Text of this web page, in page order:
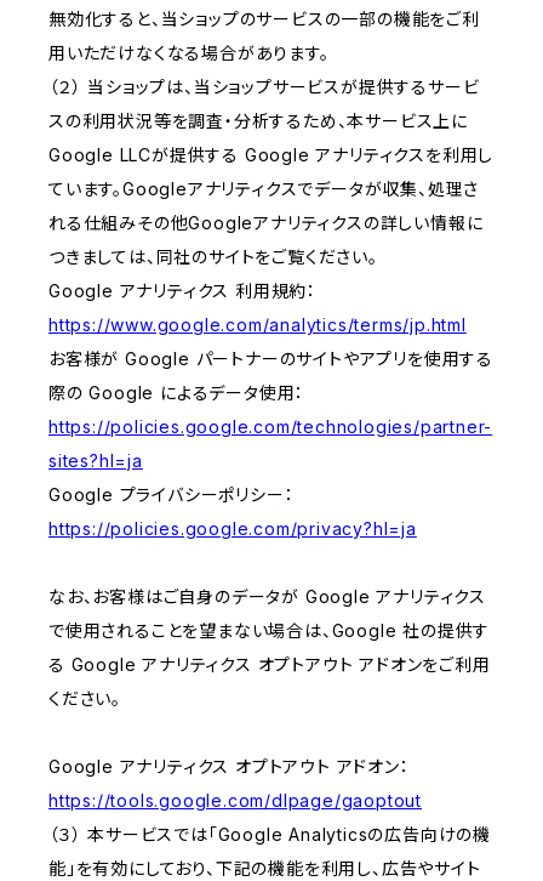
無効化すると、当ショップのサービスの一部の機能をご利
用いただけなくなる場合があります。
（２） 当ショップは、当ショップサービスが提供するサービ
スの利用状況等を調査・分析するため、本サービス上に
Google LLCが提供する Google アナリティクスを利用し
ています。Googleアナリティクスでデータが収集、処理さ
れる仕組みその他Googleアナリティクスの詳しい情報に
つきましては、同社のサイトをご覧ください。
Google アナリティクス 利用規約：
https://www.google.com/analytics/terms/jp.html
お客様が Google パートナーのサイトやアプリを使用する
際の Google によるデータ使用：
https://policies.google.com/technologies/partner-
sites?hl=ja
Google プライバシーポリシー：
https://policies.google.com/privacy?hl=ja
なお、お客様はご自身のデータが Google アナリティクス
で使用されることを望まない場合は、Google 社の提供す
る Google アナリティクス オプトアウト アドオンをご利用
ください。
Google アナリティクス オプトアウト アドオン：
https://tools.google.com/dlpage/gaoptout
（３） 本サービスでは「Google Analyticsの広告向けの機
能」を有効にしており、下記の機能を利用し、広告やサイト